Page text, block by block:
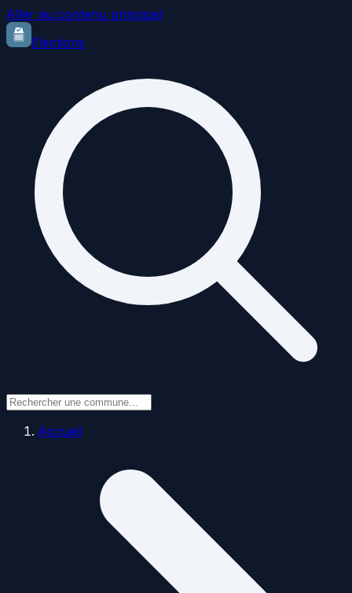
Aller au contenu principal
Elections
Accueil